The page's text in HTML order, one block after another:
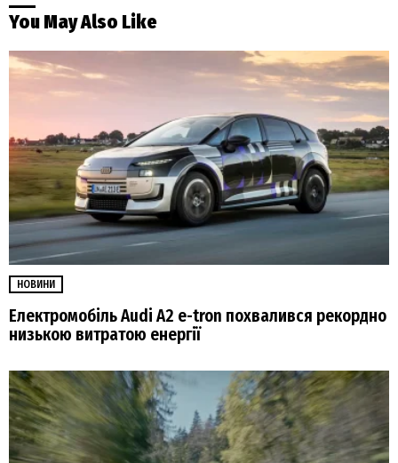
You May Also Like
НОВИНИ
Електромобіль Audi A2 e-tron похвалився рекордно
низькою витратою енергії